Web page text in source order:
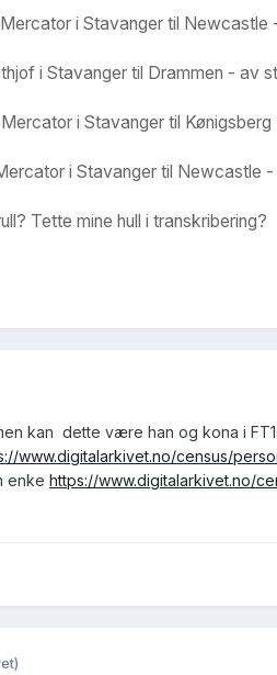
i Stavanger til Newcastle
i Stavanger til Drammen - av
i Stavanger til
i Stavanger til Newcastle
Tette mine hull i transkribering?
kan dette være han og kona i
www.digitalarkivet.no/census/
enke https://www.digitalarkivet.no/